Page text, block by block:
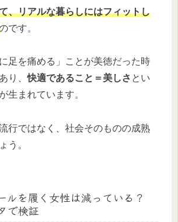
、リアルな暮らしにはフィットし
です。
足を痛める」ことが美徳だった時
り、快適であること＝美しさ とい
生まれています。
行ではなく、社会そのものの成熟
う。
ルを履く女性は減っている？
で検証